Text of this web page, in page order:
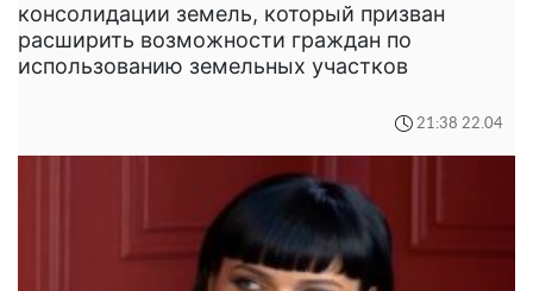
консолидации земель, который призван
расширить возможности граждан по
использованию земельных участков
21:38 22.04